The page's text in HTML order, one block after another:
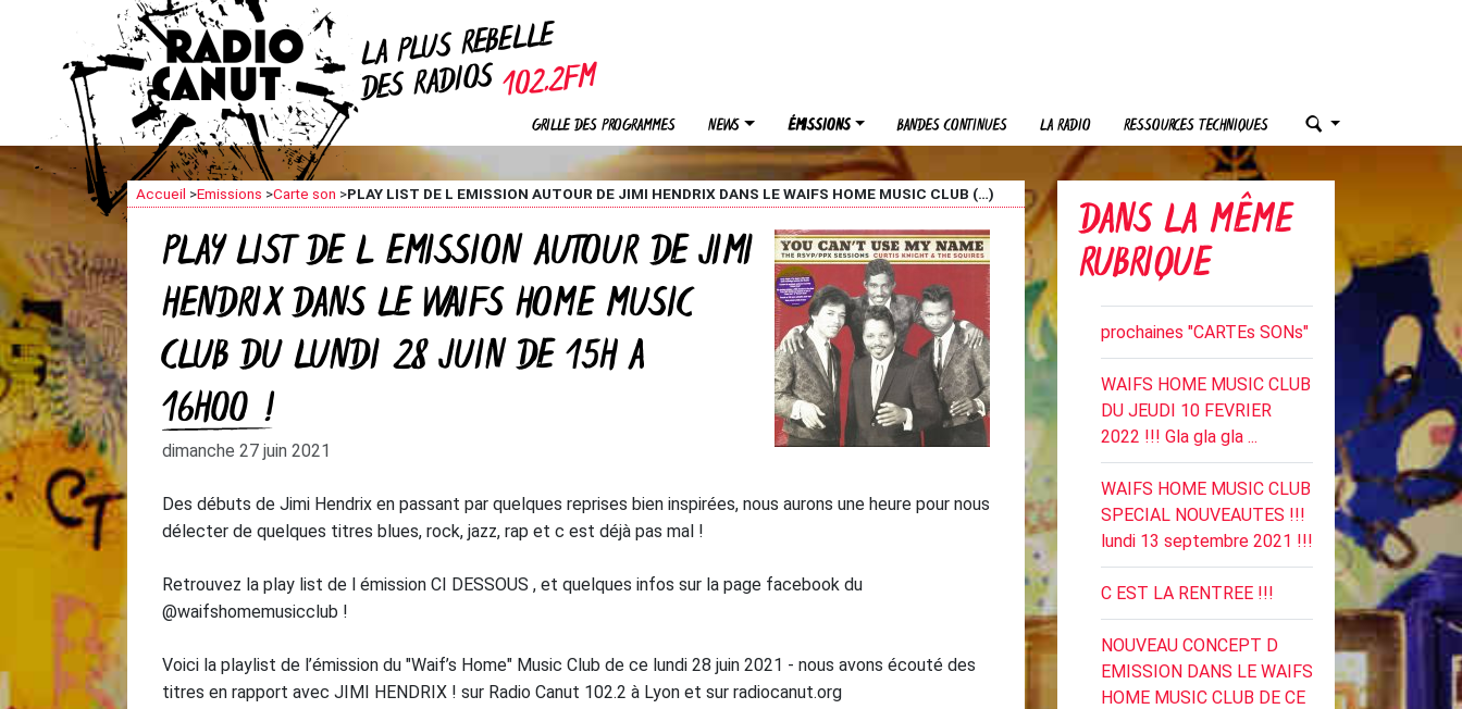
LA PLUSREBELLE
DES RADIOS
GRILLE DES PROGRAMMES NEWS ÉMISSIONS BANDES CONTINUES LA RADIO RESSOURCES TECHNIQUES
Accueil >Emissions >Carte son >PLAY LIST DE L EMISSION AUTOUR DE JIMI HENDRIX DANS LE WAIFS HOME MUSIC CLUB (…)
PLAY LIST DE L EMISSION AUTOUR DE JIMI
HENDRIX DANS LE WAIFS HOME MUSIC
CLUB DU LUNDI 28 JUIN DE 15H A
16H00 !
dimanche 27 juin 2021
Des débuts de Jimi Hendrix en passant par quelques reprises bien inspirées, nous aurons une heure pour nous
délecter de quelques titres blues, rock, jazz, rap et c est déjà pas mal !
Retrouvez la play list de l émission CI DESSOUS , et quelques infos sur la page facebook du
@waifshomemusicclub !
Voici la playlist de l’émission du "Waif’s Home" Music Club de ce lundi 28 juin 2021 - nous avons écouté des
titres en rapport avec JIMI HENDRIX ! sur Radio Canut 102.2 à Lyon et sur radiocanut.org
DANS LA MÊME
RUBRIQUE
prochaines "CARTEs SONs"
WAIFS HOME MUSIC CLUB
DU JEUDI 10 FEVRIER
2022 !!! Gla gla gla ...
WAIFS HOME MUSIC CLUB
SPECIAL NOUVEAUTES !!!
lundi 13 septembre 2021 !!!
C EST LA RENTREE !!!
NOUVEAU CONCEPT D
EMISSION DANS LE WAIFS
HOME MUSIC CLUB DE CE